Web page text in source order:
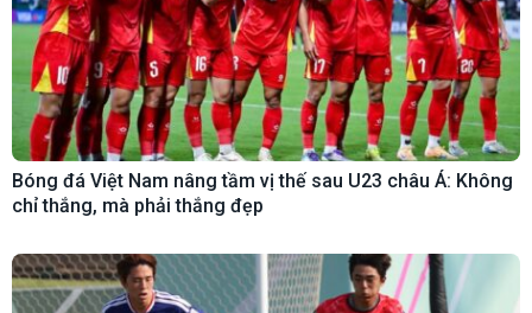
Bóng đá Việt Nam nâng tầm vị thế sau U23 châu Á: Không
chỉ thắng, mà phải thắng đẹp